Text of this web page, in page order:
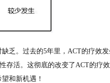
乏。过去的5年里，ACT的疗效发
存活。这彻底的改变了ACT的疗效
和新机遇！